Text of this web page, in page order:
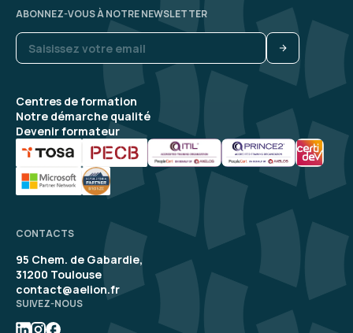
Centres de formation
Notre démarche qualité
Devenir formateur
ABONNEZ-VOUS À NOTRE NEWSLETTER
CONTACTS
95 Chem. de Gabardie,
31200 Toulouse
contact@aelion.fr
SUIVEZ-NOUS